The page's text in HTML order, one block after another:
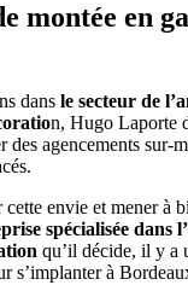
montée en
dans le secteur de
n, Hugo Laporte
des agencements sur-
cette envie et mener à
spécialisée dans
qu’il décide, il y a
s’implanter à